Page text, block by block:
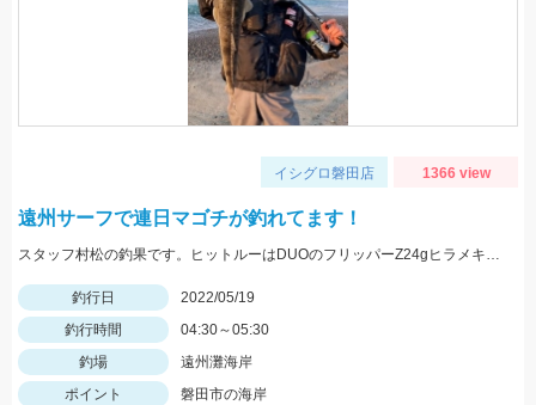
イシグロ磐田店 1366 view
遠州サーフで連日マゴチが釣れてます！
スタッフ村松の釣果です。ヒットルーはDUOのフリッパーZ24gヒラメキャンディ！
釣行日
2022/05/19
釣行時間
04:30～05:30
釣場
遠州灘海岸
ポイント
磐田市の海岸